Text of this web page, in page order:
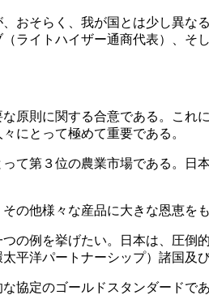
そらく、我が国とは少し異な
ライトハイザー通商代表）、
則に関する合意である。これ
にとって極めて重要である。
第３位の農業市場である。日
の他様々な産品に大きな恩恵をも
例を挙げたい。日本は、圧倒
平洋パートナーシップ）諸国及
定のゴールドスタンダードで